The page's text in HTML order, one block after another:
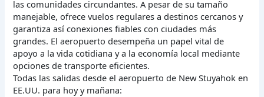
las comunidades circundantes. A pesar de su tamaño
manejable, ofrece vuelos regulares a destinos cercanos y
garantiza así conexiones fiables con ciudades más
grandes. El aeropuerto desempeña un papel vital de
apoyo a la vida cotidiana y a la economía local mediante
opciones de transporte eficientes.
Todas las salidas desde el aeropuerto de New Stuyahok en
EE.UU. para hoy y mañana: